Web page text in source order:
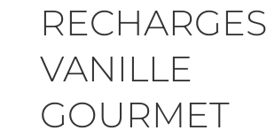
RECHARGES
VANILLE
GOURMET